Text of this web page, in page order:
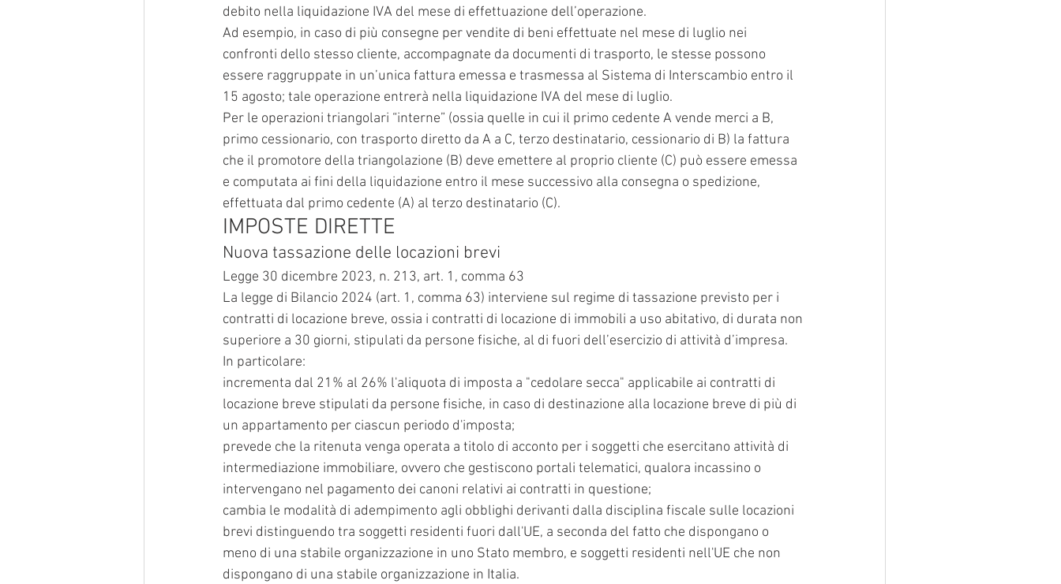
debito nella liquidazione IVA del mese di effettuazione dell’operazione.
Ad esempio, in caso di più consegne per vendite di beni effettuate nel mese di luglio nei
confronti dello stesso cliente, accompagnate da documenti di trasporto, le stesse possono
essere raggruppate in un’unica fattura emessa e trasmessa al Sistema di Interscambio entro il
15 agosto; tale operazione entrerà nella liquidazione IVA del mese di luglio.
Per le operazioni triangolari “interne” (ossia quelle in cui il primo cedente A vende merci a B,
primo cessionario, con trasporto diretto da A a C, terzo destinatario, cessionario di B) la fattura
che il promotore della triangolazione (B) deve emettere al proprio cliente (C) può essere emessa
e computata ai fini della liquidazione entro il mese successivo alla consegna o spedizione,
effettuata dal primo cedente (A) al terzo destinatario (C).
IMPOSTE DIRETTE
Nuova tassazione delle locazioni brevi
Legge 30 dicembre 2023, n. 213, art. 1, comma 63
La legge di Bilancio 2024 (art. 1, comma 63) interviene sul regime di tassazione previsto per i
contratti di locazione breve, ossia i contratti di locazione di immobili a uso abitativo, di durata non
superiore a 30 giorni, stipulati da persone fisiche, al di fuori dell’esercizio di attività d’impresa.
In particolare:
incrementa dal 21% al 26% l'aliquota di imposta a "cedolare secca" applicabile ai contratti di
locazione breve stipulati da persone fisiche, in caso di destinazione alla locazione breve di più di
un appartamento per ciascun periodo d'imposta;
prevede che la ritenuta venga operata a titolo di acconto per i soggetti che esercitano attività di
intermediazione immobiliare, ovvero che gestiscono portali telematici, qualora incassino o
intervengano nel pagamento dei canoni relativi ai contratti in questione;
cambia le modalità di adempimento agli obblighi derivanti dalla disciplina fiscale sulle locazioni
brevi distinguendo tra soggetti residenti fuori dall'UE, a seconda del fatto che dispongano o
meno di una stabile organizzazione in uno Stato membro, e soggetti residenti nell'UE che non
dispongano di una stabile organizzazione in Italia.